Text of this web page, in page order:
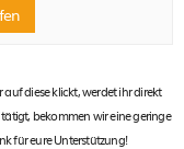
diese klickt, werdet ihr direkt
bekommen wir eine geringe
für eure Unterstützung!